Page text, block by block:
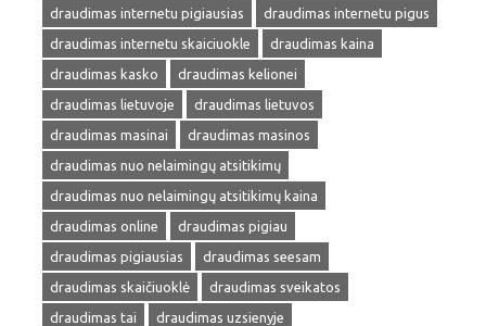
draudimas internetu pigiausias
draudimas internetu pigus
draudimas internetu skaiciuokle
draudimas kaina
draudimas kasko
draudimas kelionei
draudimas lietuvoje
draudimas lietuvos
draudimas masinai
draudimas masinos
draudimas nuo nelaimingų atsitikimų
draudimas nuo nelaimingų atsitikimų kaina
draudimas online
draudimas pigiau
draudimas pigiausias
draudimas seesam
draudimas skaičiuoklė
draudimas sveikatos
draudimas tai
draudimas uzsienyje